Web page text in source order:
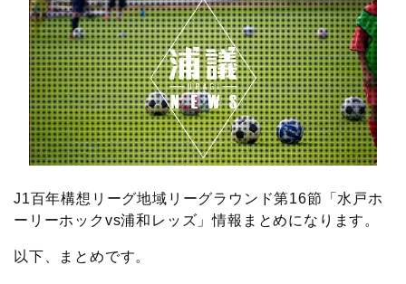
e
b
o
o
t
t
e
r
e
n
a
r
n
o
t
e y
L
i
n
J1百年構想リーグ地域リーグラウンド第16節「水戸ホ
ーリーホックvs浦和レッズ」情報まとめになります。
以下、まとめです。